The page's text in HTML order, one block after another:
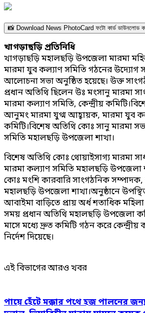
📸 Download News PhotoCard ফটো কার্ড ডাউনলোড
খাগড়াছড়ি প্রতিনিধি
খাগড়াছড়ি মহালছড়ি উপজেলা মারমা
মারমা যুব কল্যাণ সমিতি গঠনের
আলোচনা সভা অনুষ্ঠিত হয়েছে। উক্ত
প্রধান অতিথি ছিলেন উঃ মংসানু মারমা
মারমা কল্যাণ সমিতি, কেন্দ্রীয়
আনুমং মারমা যুগ্ম আহ্বায়ক, মারমা যুব
কমিটি।বিশেষ অতিথি কোঃ সানু মারমা
সমিতি মহালছড়ি উপজেলা শাখা।
বিশেষ অতিথি কোঃ থোয়াইসাগ্য মারমা
মারমা কল্যাণ সমিতি মহালছড়ি উপজেলা
কোঃ মংশি কারবারি সাংগঠনিক সম্পাদক,
মহালছড়ি উপজেলা শাখা।অনুষ্ঠানে
আবাইমা বাড়িতে প্রায় অর্ধ শতাধিক
সময় প্রধান অতিথি মহালছড়ি উপজেলা
মাসে মধ্যে দ্রুত কমিটি গঠন করে কেন্দ্রীয়
নির্দেশ দিয়েছে।
এই বিভাগের আরও খবর
পায়ে হেঁটে মক্কার পথে হজ পালনের